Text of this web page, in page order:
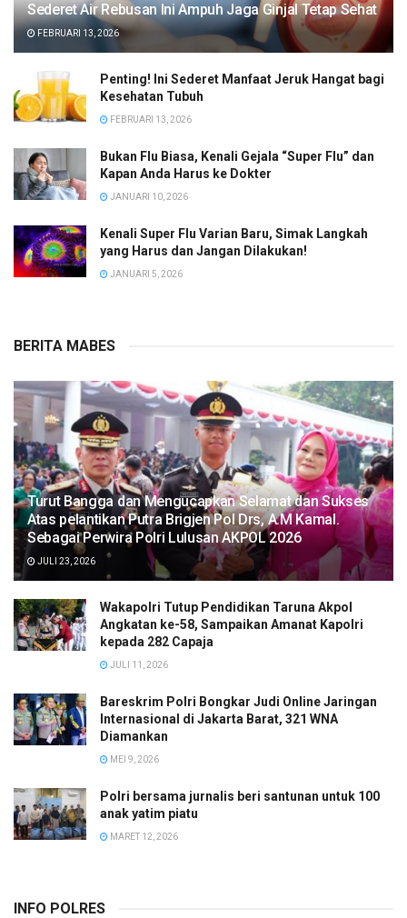
Sederet Air Rebusan Ini Ampuh Jaga Ginjal Tetap Sehat
FEBRUARI 13, 2026
Penting! Ini Sederet Manfaat Jeruk Hangat bagi
Kesehatan Tubuh
FEBRUARI 13, 2026
Bukan Flu Biasa, Kenali Gejala “Super Flu” dan
Kapan Anda Harus ke Dokter
JANUARI 10, 2026
Kenali Super Flu Varian Baru, Simak Langkah
yang Harus dan Jangan Dilakukan!
JANUARI 5, 2026
BERITA MABES
Turut Bangga dan Mengucapkan Selamat dan Sukses
Atas pelantikan Putra Brigjen Pol Drs, A.M Kamal.
Sebagai Perwira Polri Lulusan AKPOL 2026
JULI 23, 2026
Wakapolri Tutup Pendidikan Taruna Akpol
Angkatan ke-58, Sampaikan Amanat Kapolri
kepada 282 Capaja
JULI 11, 2026
Bareskrim Polri Bongkar Judi Online Jaringan
Internasional di Jakarta Barat, 321 WNA
Diamankan
MEI 9, 2026
Polri bersama jurnalis beri santunan untuk 100
anak yatim piatu
MARET 12, 2026
INFO POLRES